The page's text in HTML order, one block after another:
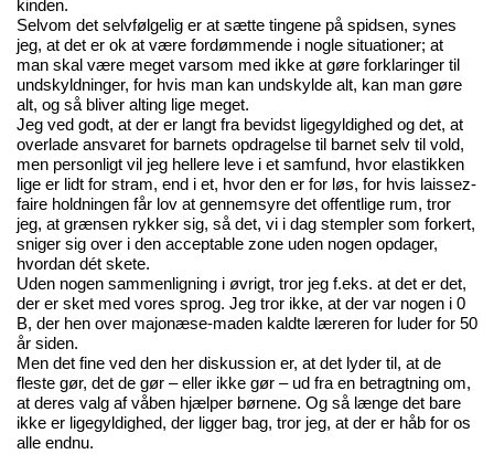
kinden.
Selvom det selvfølgelig er at sætte tingene på spidsen, synes
jeg, at det er ok at være fordømmende i nogle situationer; at
man skal være meget varsom med ikke at gøre forklaringer til
undskyldninger, for hvis man kan undskylde alt, kan man gøre
alt, og så bliver alting lige meget.
Jeg ved godt, at der er langt fra bevidst ligegyldighed og det, at
overlade ansvaret for barnets opdragelse til barnet selv til vold,
men personligt vil jeg hellere leve i et samfund, hvor elastikken
lige er lidt for stram, end i et, hvor den er for løs, for hvis laissez-
faire holdningen får lov at gennemsyre det offentlige rum, tror
jeg, at grænsen rykker sig, så det, vi i dag stempler som forkert,
sniger sig over i den acceptable zone uden nogen opdager,
hvordan dét skete.
Uden nogen sammenligning i øvrigt, tror jeg f.eks. at det er det,
der er sket med vores sprog. Jeg tror ikke, at der var nogen i 0
B, der hen over majonæse-maden kaldte læreren for luder for 50
år siden.
Men det fine ved den her diskussion er, at det lyder til, at de
fleste gør, det de gør – eller ikke gør – ud fra en betragtning om,
at deres valg af våben hjælper børnene. Og så længe det bare
ikke er ligegyldighed, der ligger bag, tror jeg, at der er håb for os
alle endnu.